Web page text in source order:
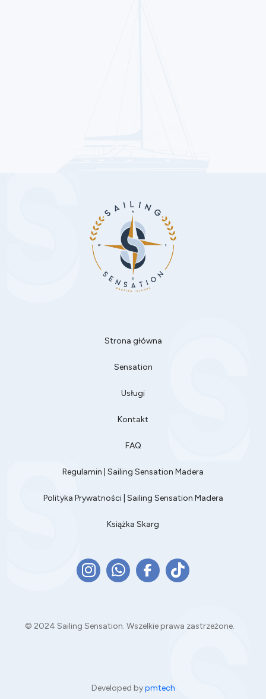
Strona główna
Sensation
Usługi
Kontakt
FAQ
Regulamin | Sailing Sensation Madera
Polityka Prywatności | Sailing Sensation Madera
Książka Skarg
© 2024 Sailing Sensation. Wszelkie prawa zastrzeżone.
Developed bypmtech